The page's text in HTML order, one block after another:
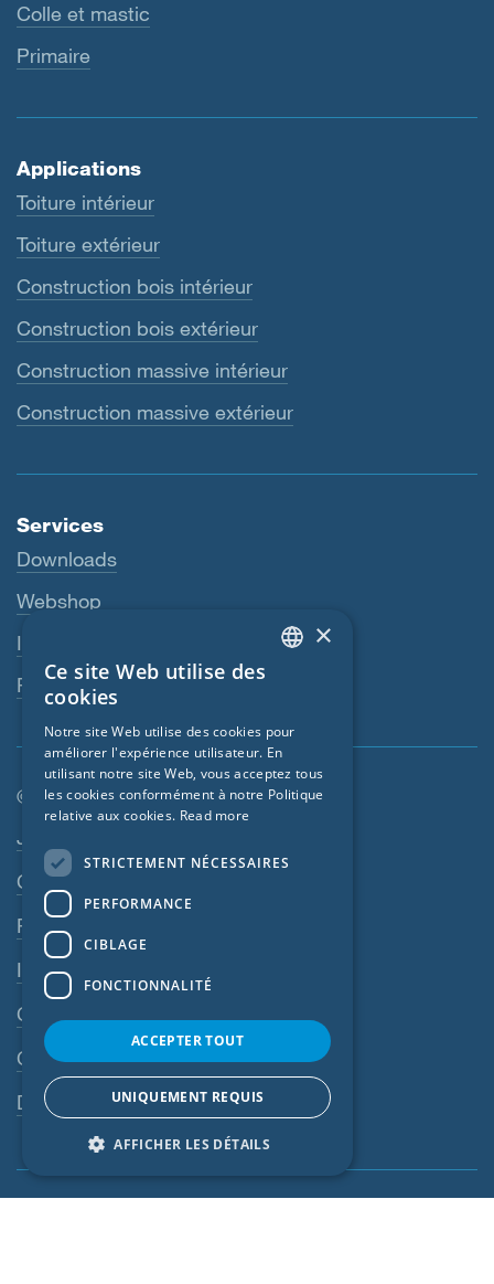
Colle et mastic
Primaire
Applications
Toiture intérieur
Toiture extérieur
Construction bois intérieur
Construction bois extérieur
Construction massive intérieur
Construction massive extérieur
Services
Downloads
Webshop
Interlocuteur
Revendeurs
© SIGA 2026
Jobs
Contact
Règles de confidentialité
Impressum
CGV
CGA
Dispositif d’alerte
ENGLISH
FRENCH
CZECH
LATVIAN
NORWEGIAN
×
Ce site Web utilise des
cookies
Notre site Web utilise des cookies pour
améliorer l'expérience utilisateur. En
utilisant notre site Web, vous acceptez tous
les cookies conformément à notre Politique
relative aux cookies. Read more
STRICTEMENT NÉCESSAIRES
PERFORMANCE
CIBLAGE
FONCTIONNALITÉ
ACCEPTER TOUT
UNIQUEMENT REQUIS
AFFICHER LES DÉTAILS